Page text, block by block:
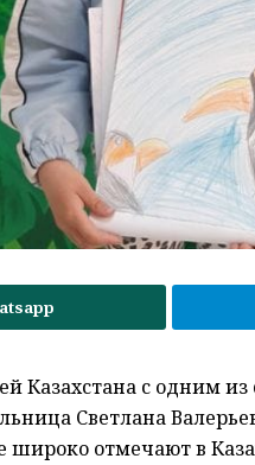
Казахстана с одним
Светлана
широко отмечают в